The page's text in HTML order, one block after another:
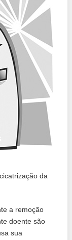
da
a remoção
doente são
sua